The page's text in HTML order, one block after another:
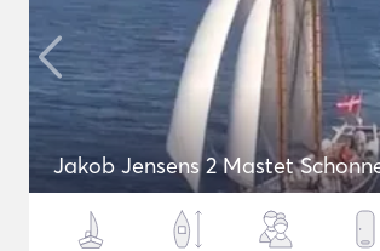
Jakob Jensens 2 Mastet